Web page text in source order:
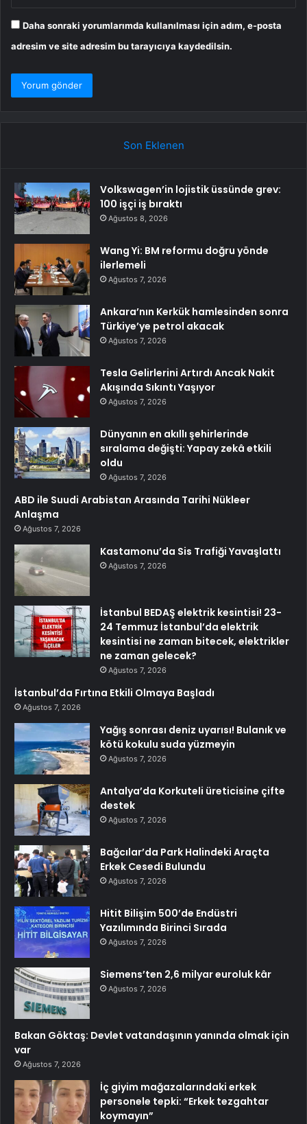
Daha sonraki yorumlarımda kullanılması için adım, e-posta
adresim ve site adresim bu tarayıcıya kaydedilsin.
Son Eklenen
Volkswagen’in lojistik üssünde grev:
100 işçi iş bıraktı
Ağustos 8, 2026
Wang Yi: BM reformu doğru yönde
ilerlemeli
Ağustos 7, 2026
Ankara’nın Kerkük hamlesinden sonra
Türkiye’ye petrol akacak
Ağustos 7, 2026
Tesla Gelirlerini Artırdı Ancak Nakit
Akışında Sıkıntı Yaşıyor
Ağustos 7, 2026
Dünyanın en akıllı şehirlerinde
sıralama değişti: Yapay zekâ etkili
oldu
Ağustos 7, 2026
ABD ile Suudi Arabistan Arasında Tarihi Nükleer
Anlaşma
Ağustos 7, 2026
Kastamonu’da Sis Trafiği Yavaşlattı
Ağustos 7, 2026
İstanbul BEDAŞ elektrik kesintisi! 23-
24 Temmuz İstanbul’da elektrik
kesintisi ne zaman bitecek, elektrikler
ne zaman gelecek?
Ağustos 7, 2026
İstanbul’da Fırtına Etkili Olmaya Başladı
Ağustos 7, 2026
Yağış sonrası deniz uyarısı! Bulanık ve
kötü kokulu suda yüzmeyin
Ağustos 7, 2026
Antalya’da Korkuteli üreticisine çifte
destek
Ağustos 7, 2026
Bağcılar’da Park Halindeki Araçta
Erkek Cesedi Bulundu
Ağustos 7, 2026
Hitit Bilişim 500’de Endüstri
Yazılımında Birinci Sırada
Ağustos 7, 2026
Siemens’ten 2,6 milyar euroluk kâr
Ağustos 7, 2026
Bakan Göktaş: Devlet vatandaşının yanında olmak için
var
Ağustos 7, 2026
İç giyim mağazalarındaki erkek
personele tepki: “Erkek tezgahtar
koymayın”